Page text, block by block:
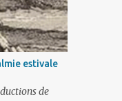
par le
sur la
estivale
de